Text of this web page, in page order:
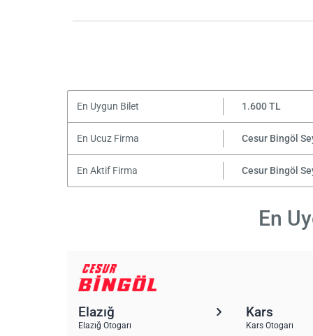
En Uygun Bilet 1.600 TL
En Ucuz Firma Cesur Bingöl
En Aktif Firma Cesur Bingöl
En
Elazığ
Elazığ Otogarı
Kars
Kars Otogarı